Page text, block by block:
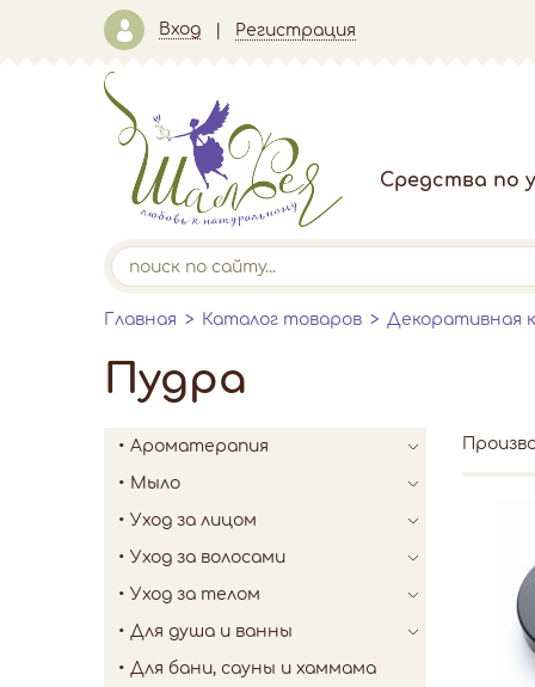
Вход Регистрация
Средства по
Главная Каталог товаров Декоративная
Пудра
Ароматерапия
Мыло
Уход за лицом
Уход за волосами
Уход за телом
Для душа и ванны
Для бани, сауны и хаммама